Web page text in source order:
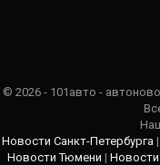
© 2026 - 101авто -
Новости Санкт-Петербурга |
Новости Тюмени |